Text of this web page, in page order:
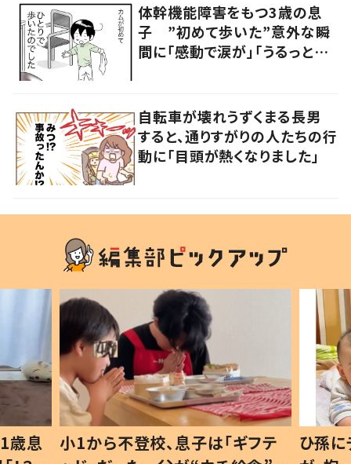
体幹機能障害をもつ3歳の息
子 ”初めて歩いた”意外な瞬
間に「感動で涙が」「うるっとく
自転車が壊れうずくまる長男
すると、通りすがりの人たちの行
動に「目頭が熱くなりました」
歳息
小1から不登校、息子は「ギフテ
ひ孫